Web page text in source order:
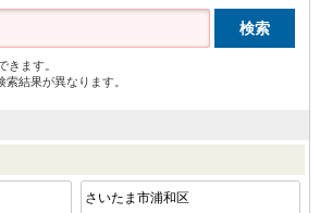
きます。
結果が異なります。
さいたま市浦和区